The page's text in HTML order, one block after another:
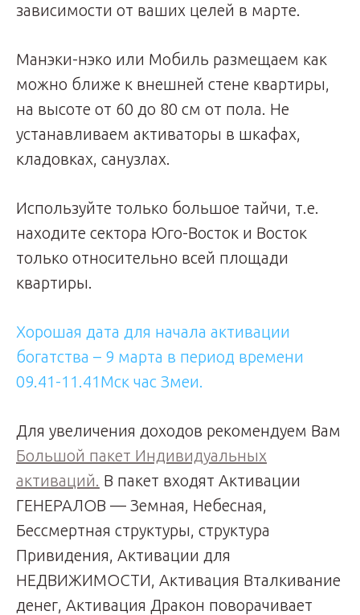
зависимости от ваших целей в марте.
Манэки-нэко или Мобиль размещаем как
можно ближе к внешней стене квартиры,
на высоте от 60 до 80 см от пола. Не
устанавливаем активаторы в шкафах,
кладовках, санузлах.
Используйте только большое тайчи, т.е.
находите сектора Юго-Восток и Восток
только относительно всей площади
квартиры.
Хорошая дата для начала активации
богатства – 9 марта в период времени
09.41-11.41Мск час Змеи.
Для увеличения доходов рекомендуем Вам
Большой пакет Индивидуальных
активаций. В пакет входят Активации
ГЕНЕРАЛОВ — Земная, Небесная,
Бессмертная структуры, структура
Привидения, Активации для
НЕДВИЖИМОСТИ, Активация Вталкивание
денег, Активация Дракон поворачивает